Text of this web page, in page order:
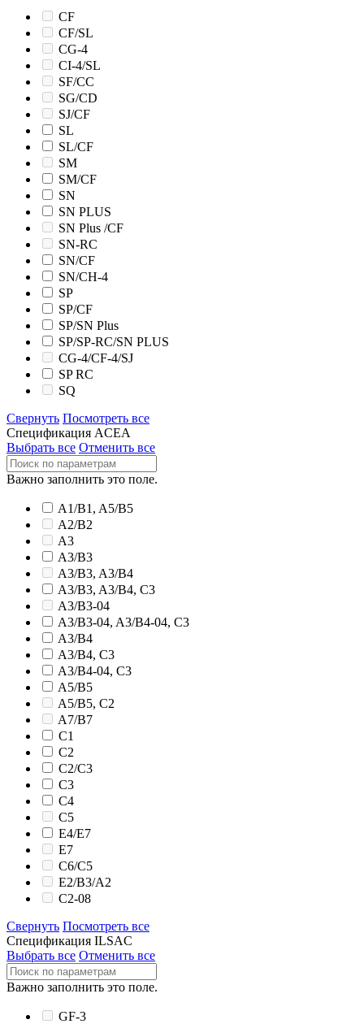
CF
CF/SL
CG-4
CI-4/SL
SF/CC
SG/CD
SJ/CF
SL
SL/CF
SM
SM/CF
SN
SN PLUS
SN Plus /CF
SN-RC
SN/CF
SN/CH-4
SP
SP/CF
SP/SN Plus
SP/SP-RC/SN PLUS
CG-4/CF-4/SJ
SP RC
SQ
Свернуть Посмотреть все
Спецификация ACEA
Выбрать все Отменить все
Важно заполнить это поле.
A1/B1, A5/B5
A2/B2
A3
A3/B3
A3/B3, A3/B4
A3/B3, A3/B4, C3
A3/B3-04
A3/B3-04, A3/B4-04, C3
A3/B4
A3/B4, C3
A3/B4-04, C3
A5/B5
A5/B5, C2
A7/B7
C1
C2
C2/C3
C3
C4
C5
E4/E7
E7
C6/C5
E2/B3/A2
C2-08
Свернуть Посмотреть все
Спецификация ILSAC
Выбрать все Отменить все
Важно заполнить это поле.
GF-3